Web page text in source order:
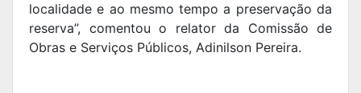
localidade e ao mesmo tempo a preservação da
reserva”, comentou o relator da Comissão de
Obras e Serviços Públicos, Adinilson Pereira.